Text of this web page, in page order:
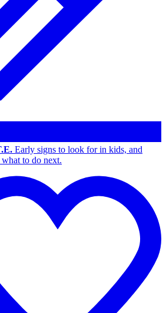
Early signs to look for in kids, and
to do next.